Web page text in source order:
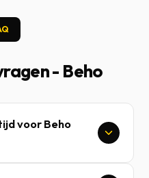
- Beho
voor Beho